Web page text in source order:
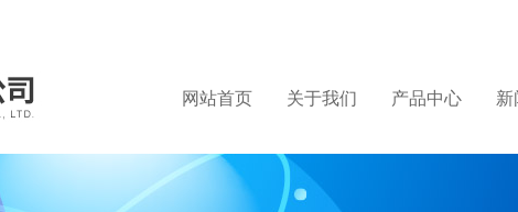
网站首页 关于我们 产品中心 新